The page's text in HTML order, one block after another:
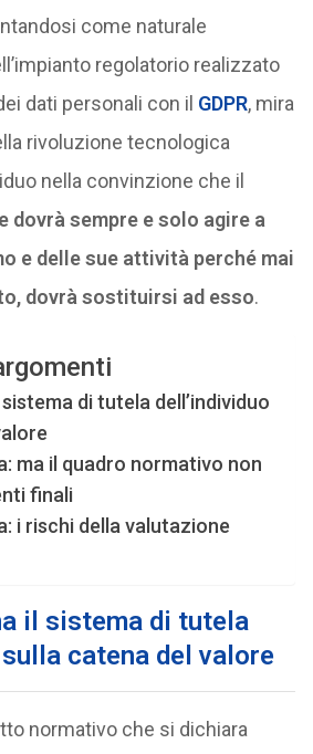
come naturale
regolatorio realizzato
dati personali con il GDPR, mira
rivoluzione tecnologica
nella convinzione che il
dovrà sempre e solo agire a
e delle sue attività perché mai
dovrà sostituirsi ad esso.
di tutela dell’individuo
ma il quadro normativo non
finali
i rischi della valutazione
il sistema di tutela
catena del valore
normativo che si dichiara